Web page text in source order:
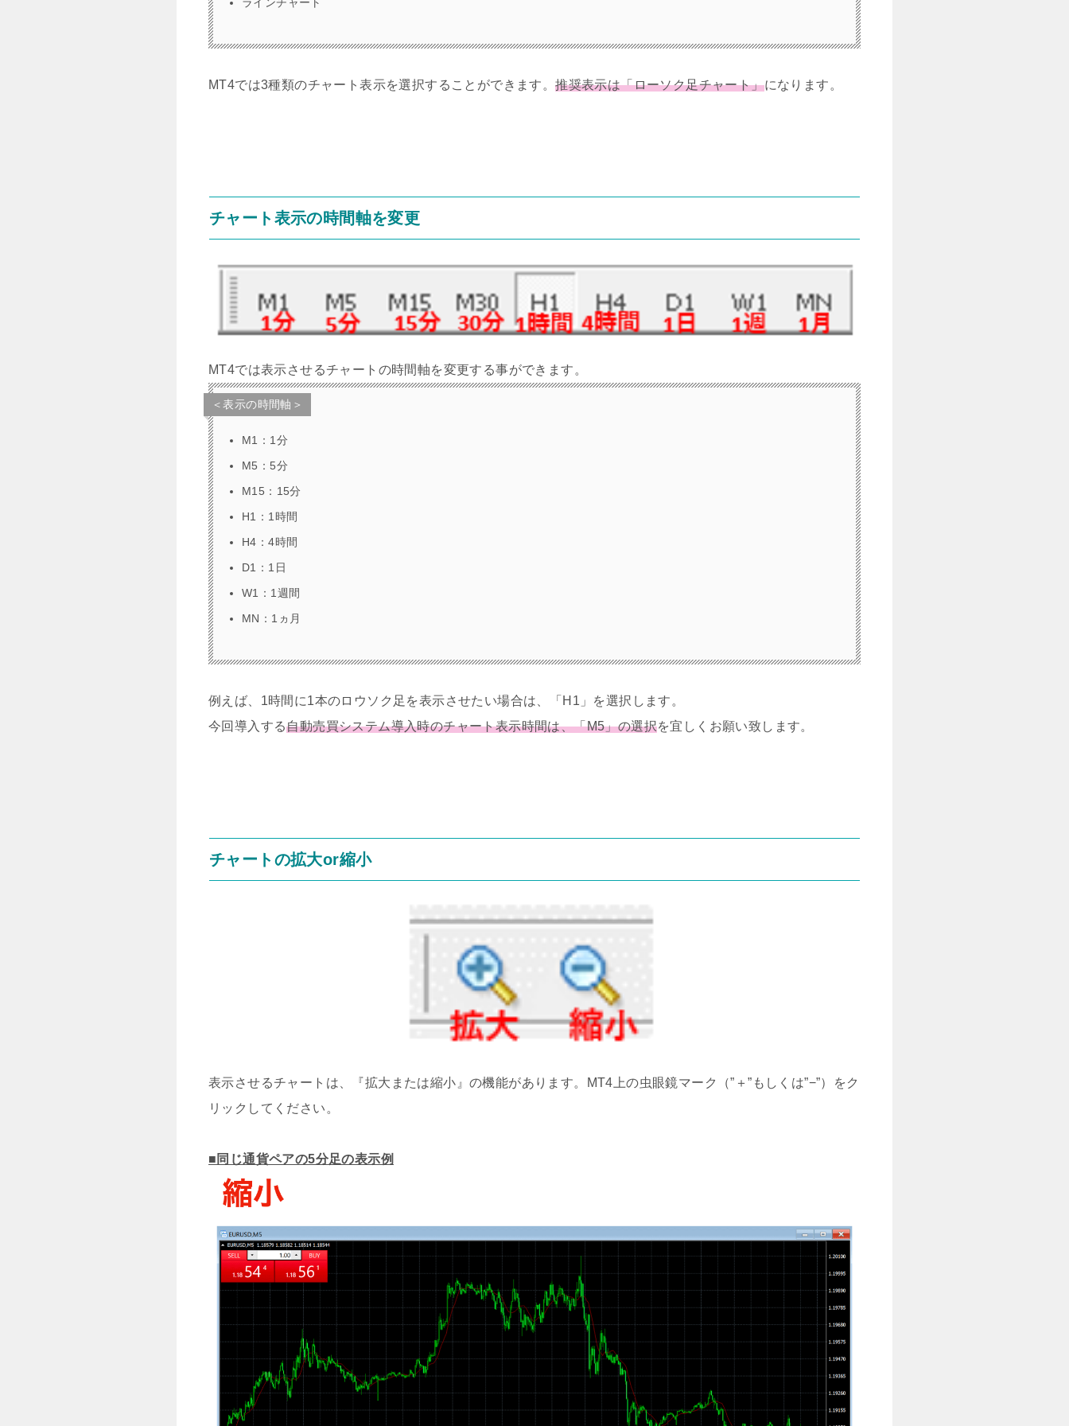
MT4では3種類のチャート表示を選択することができます。推奨表示は「ローソク足チャート」になります。
チャート表示の時間軸を変更
MT4では表示させるチャートの時間軸を変更する事ができます。
＜表示の時間軸＞
M1：1分
M5：5分
M15：15分
H1：1時間
H4：4時間
D1：1日
W1：1週間
MN：1ヵ月
例えば、1時間に1本のロウソク足を表示させたい場合は、「H1」を選択します。
今回導入する自動売買システム導入時のチャート表示時間は、「M5」の選択を宜しくお願い致します。
チャートの拡大or縮小
表示させるチャートは、『拡大または縮小』の機能があります。MT4上の虫眼鏡マーク（”＋”もしくは”−”）をク
リックしてください。
■同じ通貨ペアの5分足の表示例